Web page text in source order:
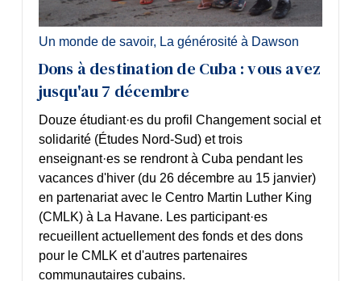
Un monde de savoir, La générosité à Dawson
Dons à destination de Cuba : vous avez
jusqu'au 7 décembre
Douze étudiant·es du profil Changement social et
solidarité (Études Nord-Sud) et trois
enseignant·es se rendront à Cuba pendant les
vacances d'hiver (du 26 décembre au 15 janvier)
en partenariat avec le Centro Martin Luther King
(CMLK) à La Havane. Les participant·es
recueillent actuellementdes fonds et des dons
pour le CMLK et d'autres partenaires
communautaires cubains.